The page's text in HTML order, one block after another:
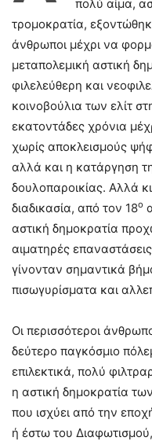
πολύ αίμα,
τρομοκρατία,
άνθρωποι μέχρι να
μεταπολεμική αστική
φιλελεύθερη και
κοινοβούλια των ελίτ
εκατοντάδες χρόνια
χωρίς αποκλεισμούς
αλλά και η κατάργηση
δουλοπαροικίας. Αλλά
διαδικασία, από τον 18ο
αστική δημοκρατία
αιματηρές
γίνονταν σημαντικά
πισωγυρίσματα και
Οι περισσότεροι
δεύτερο παγκόσμιο
επιλεκτικά, πολύ
η αστική δημοκρατία
που ισχύει από την
ή έστω του